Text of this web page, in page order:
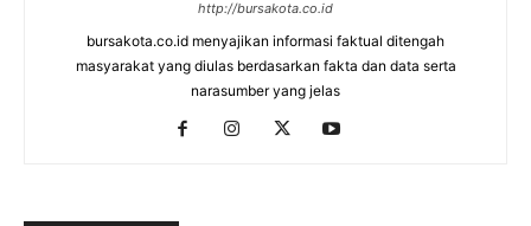
http://bursakota.co.id
bursakota.co.id menyajikan informasi faktual ditengah
masyarakat yang diulas berdasarkan fakta dan data serta
narasumber yang jelas